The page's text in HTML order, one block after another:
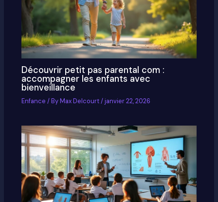
Découvrir petit pas parental com :
accompagner les enfants avec
bienveillance
Enfance / ByMax Delcourt/janvier 22, 2026